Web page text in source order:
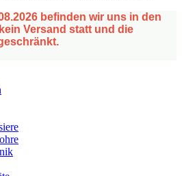
befinden wir uns in den
Versand statt und die